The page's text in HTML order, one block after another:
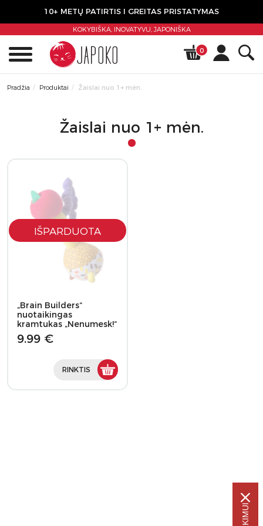
10+ METŲ PATIRTIS I GREITAS PRISTATYMAS
KOKYBIŠKA, INOVATYVU,JAPONIŠKA
0
Pradžia Produktai Žaislai nuo 1+ mėn.
Žaislai nuo 1+ mėn.
IŠPARDUOTA
„Brain Builders“
nuotaikingas
kramtukas „Nenumesk!“
9.99 €
RINKTIS